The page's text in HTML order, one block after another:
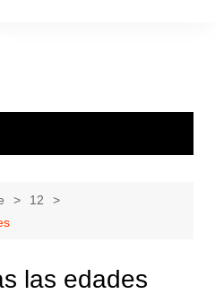
12
las edades